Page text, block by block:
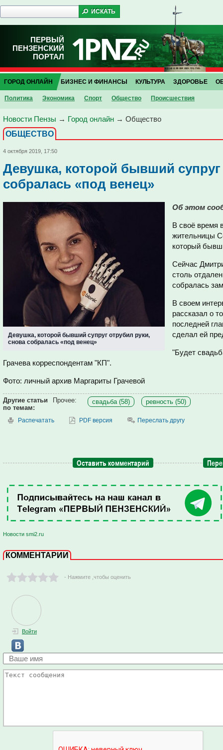
ПЕРВЫЙ
ПЕНЗЕНСКИЙ
ПОРТАЛ
ГОРОД ОНЛАЙН
Политика Экономика Спорт Общество Проиcшествия
БИЗНЕС И ФИНАНСЫ КУЛЬТУРА ЗДОРОВЬЕ
Новости Пензы → Город онлайн → Общество
ОБЩЕСТВО
4 октября 2019, 17:50
Девушка, которой бывший
собралась «под венец»
Девушка, которой бывший супруг отрубил руки,
снова собралась «под венец»
Об этом
В своё время
жительницы
который
Сейчас
столь
собралась
В своем
рассказал о
последней
сделал ей
"Будет
Грачева корреспондентам "КП".
Фото: личный архив Маргариты Грачевой
Другие статьи
по темам:
Прочее: свадьба (58) ревность (50)
Распечатать PDF версия Переслать другу
Оставить комментарий
Новости smi2.ru
КОММЕНТАРИИ
- Нажмите ,чтобы оценить
Войти